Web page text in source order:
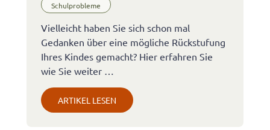
Schulprobleme
Vielleicht haben Sie sich schon mal
Gedanken über eine mögliche Rückstufung
Ihres Kindes gemacht? Hier erfahren Sie
wie Sie weiter …
ARTIKEL LESEN